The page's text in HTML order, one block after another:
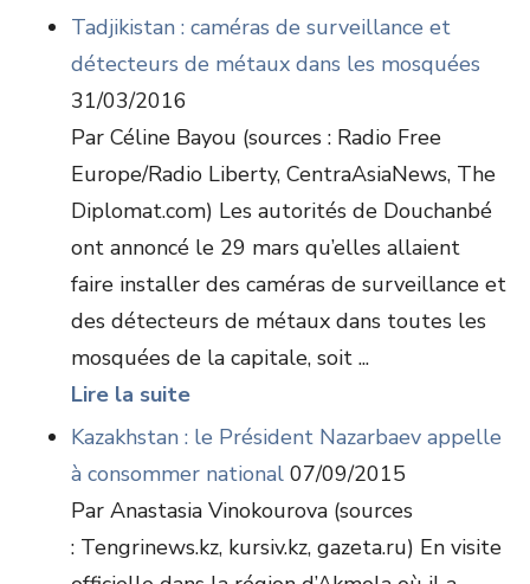
Tadjikistan : caméras de surveillance et
détecteurs de métaux dans les mosquées
31/03/2016
Par Céline Bayou (sources : Radio Free
Europe/Radio Liberty, CentraAsiaNews, The
Diplomat.com) Les autorités de Douchanbé
ont annoncé le 29 mars qu’elles allaient
faire installer des caméras de surveillance et
des détecteurs de métaux dans toutes les
mosquées de la capitale, soit ...
Lire la suite
Kazakhstan : le Président Nazarbaev appelle
à consommer national 07/09/2015
Par Anastasia Vinokourova (sources
: Tengrinews.kz, kursiv.kz, gazeta.ru) En visite